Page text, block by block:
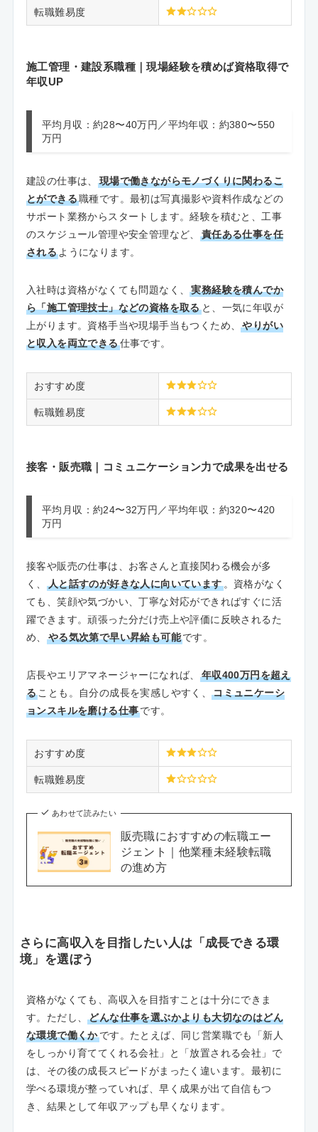
転職難易度
施工管理・建設系職種｜現場経験を積めば資格取得で
年収UP
平均月収：約28〜40万円／平均年収：約380〜550
万円
建設の仕事は、
現場で働きながらモノづくりに関わるこ
とができる職種です。最初は写真撮影や資料作成などの
サポート業務からスタートします。経験を積むと、工事
のスケジュール管理や安全管理など、
責任ある仕事を任
されるようになります。
入社時は資格がなくても問題なく、実務経験を積んでか
ら「施工管理技士」などの資格を取ると、一気に年収が
上がります。資格手当や現場手当もつくため、やりがい
と収入を両立できる仕事です。
おすすめ度
転職難易度
接客・販売職｜コミュニケーション力で成果を出せる
平均月収：約24〜32万円／平均年収：約320〜420
万円
接客や販売の仕事は、お客さんと直接関わる機会が多
く、
人と話すのが好きな人に向いています。資格がなく
ても、笑顔や気づかい、丁寧な対応ができればすぐに活
躍できます。頑張った分だけ売上や評価に反映されるた
め、
やる気次第で早い昇給も可能です。
店長やエリアマネージャーになれば、
年収400万円を超え
ることも。自分の成長を実感しやすく、コミュニケーシ
ョンスキルを磨ける仕事です。
おすすめ度
転職難易度
あわせて読みたい
販売職におすすめの転職エー
ジェント｜他業種未経験転職
の進め方
さらに高収入を目指したい人は「成長できる環
境」を選ぼう
資格がなくても、高収入を目指すことは十分にできま
す。ただし、どんな仕事を選ぶかよりも大切なのはどん
な環境で働くかです。たとえば、同じ営業職でも「新人
をしっかり育ててくれる会社」と「放置される会社」で
は、その後の成長スピードがまったく違います。最初に
学べる環境が整っていれば、早く成果が出て自信もつ
き、結果として年収アップも早くなります。